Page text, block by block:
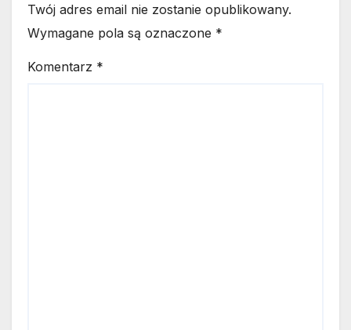
Twój adres email nie zostanie opublikowany.
Wymagane pola są oznaczone *
Komentarz *